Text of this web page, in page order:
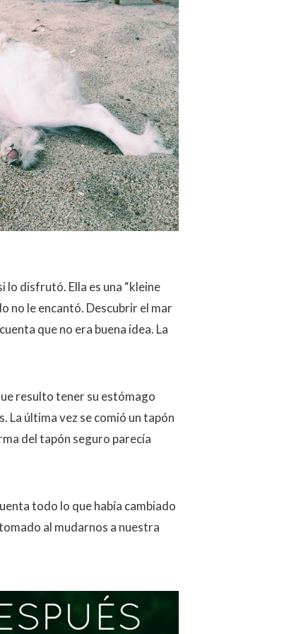
lo disfrutó. Ella es una “kleine
no le encantó. Descubrir el mar
que no era buena idea. La
resulto tener su estómago
La última vez se comió un tapón
del tapón seguro parecía
todo lo que había cambiado
al mudarnos a nuestra